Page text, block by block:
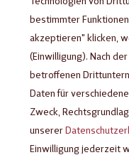
bestimmter
akzeptieren" klicken,
(Einwilligung). Nach
betroffenen
Daten für
Zweck,
unserer
Einwilligung jederzeit